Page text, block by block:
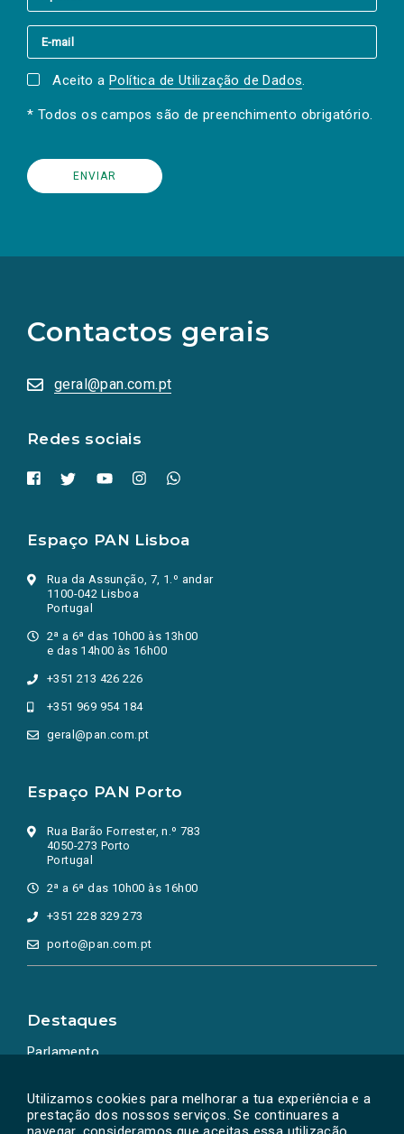
Utilizamos cookies para melhorar a tua experiência e a
prestação dos nossos serviços. Se continuares a
Aceito a Política de Utilização de Dados.
* Todos os campos são de preenchimento obrigatório.
Contactos gerais
geral@pan.com.pt
Redes sociais
redes
sociais
numa
nova
Espaço PAN Lisboa
Rua da Assunção, 7, 1.º andar
1100-042 Lisboa
Portugal
2ª a 6ª das 10h00 às 13h00
e das 14h00 às 16h00
+351 213 426 226
+351 969 954 184
geral@pan.com.pt
Espaço PAN Porto
Rua Barão Forrester, n.º 783
4050-273 Porto
Portugal
2ª a 6ª das 10h00 às 16h00
+351 228 329 273
porto@pan.com.pt
Destaques
Parlamento